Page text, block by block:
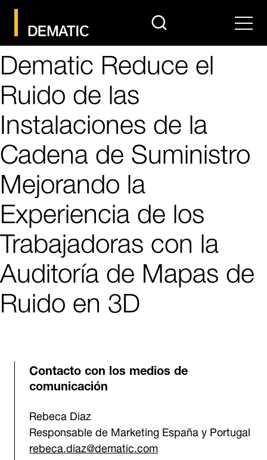
search Menu
Dematic Reduce el
Ruido de las
Instalaciones de la
Cadena de Suministro
Mejorando la
Experiencia de los
Trabajadoras con la
Auditoría de Mapas de
Ruido en 3D
Contacto con los medios de
comunicación
Rebeca Diaz
Responsable de Marketing España y Portugal
rebeca.diaz@dematic.com